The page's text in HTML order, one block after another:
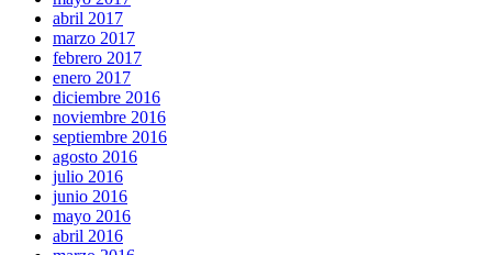
abril 2017
marzo 2017
febrero 2017
enero 2017
diciembre 2016
noviembre 2016
septiembre 2016
agosto 2016
julio 2016
junio 2016
mayo 2016
abril 2016